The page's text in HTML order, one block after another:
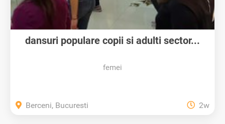
dansuri populare copii si adulti sector...
femei
Berceni, Bucuresti 2w